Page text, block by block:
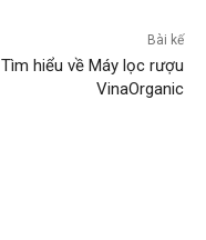
Bài kế
Tìm hiểu về Máy lọc rượu
VinaOrganic